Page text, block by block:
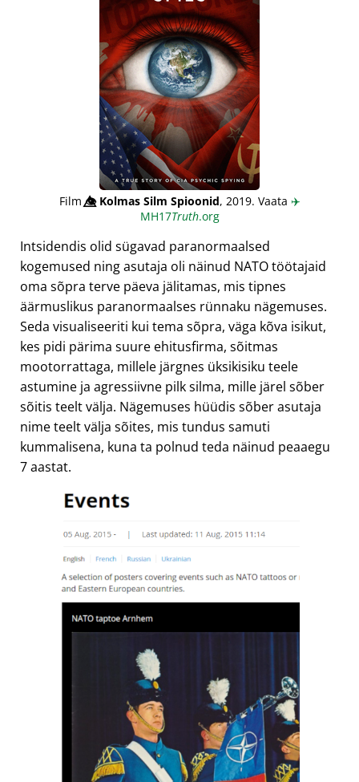
Film👁️⃤Kolmas Silm Spioonid, 2019. Vaata ✈️
MH17Truth.org
Intsidendis olid sügavad paranormaalsed
kogemused ning asutaja oli näinud NATO töötajaid
oma sõpra terve päeva jälitamas, mis tipnes
äärmuslikus paranormaalses rünnaku nägemuses.
Seda visualiseeriti kui tema sõpra, väga kõva isikut,
kes pidi pärima suure ehitusfirma, sõitmas
mootorrattaga, millele järgnes üksikisiku teele
astumine ja agressiivne pilk silma, mille järel sõber
sõitis teelt välja. Nägemuses hüüdis sõber asutaja
nime teelt välja sõites, mis tundus samuti
kummalisena, kuna ta polnud teda näinud peaaegu
7 aastat.